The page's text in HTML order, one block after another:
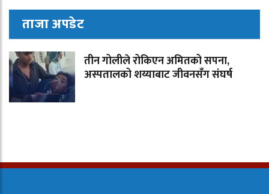
ताजा अपडेट
तीन गोलीले रोकिएन अमितको सपना,
अस्पतालको शय्याबाट जीवनसँग संघर्ष